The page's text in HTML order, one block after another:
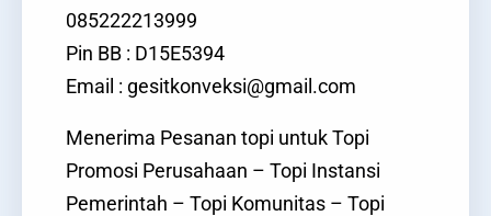
085222213999
Pin BB : D15E5394
Email : gesitkonveksi@gmail.com
Menerima Pesanan topi untuk Topi
Promosi Perusahaan – Topi Instansi
Pemerintah – Topi Komunitas – Topi